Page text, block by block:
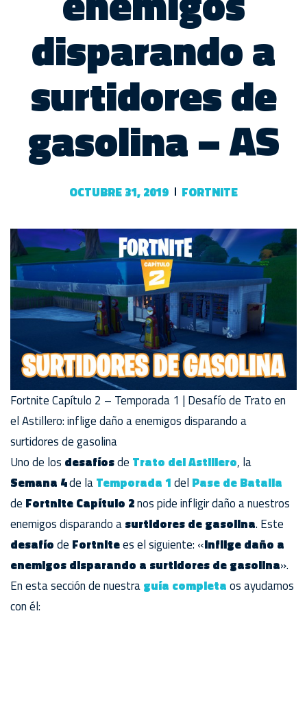
disparando a
surtidores de
gasolina – AS
OCTUBRE 31, 2019 FORTNITE
Fortnite Capítulo 2 – Temporada 1 | Desafío de Trato en
el Astillero: inflige daño a enemigos disparando a
surtidores de gasolina
Uno de los desafíosde Trato del Astillero, la
Semana 4de laTemporada 1del Pase de Batalla
de Fortnite Capítulo 2nos pide infligir daño a nuestros
enemigos disparando asurtidores de gasolina. Este
desafíode Fortnitees el siguiente: «Inflige daño a
enemigos disparando a surtidores de gasolina».
En esta sección de nuestraguía completaos ayudamos
con él: